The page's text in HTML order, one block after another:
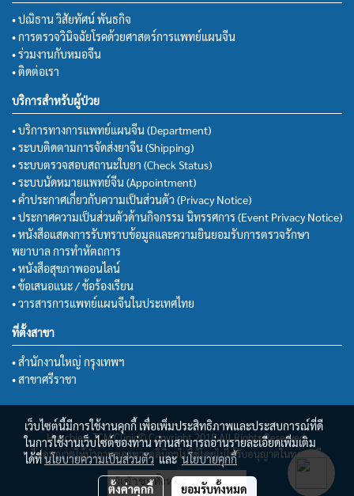
• ปณิธาน วิสัยทัศน์ พันธกิจ
• การตรวจวินิจฉัยโรคด้วยศาสตร์การแพทย์แผนจีน
• ร่วมงานกับหมอจีน
• ติดต่อเรา
บริการสำหรับผู้ป่วย
• บริการทางการแพทย์แผนจีน (Department)
• ระบบติดตามการจัดส่งยาจีน (Shipping)
• ระบบตรวจสอบสถานะใบยา (Check Status)
• ระบบนัดหมายแพทย์จีน (Appointment)
• คำประกาศเกี่ยวกับความเป็นส่วนตัว (Privacy Notice)
• ประกาศความเป็นส่วนตัวด้านกิจกรรม นิทรรศการ (Event Privacy Notice)
• หนังสือแสดงการรับทราบข้อมูลและความยินยอมรับการตรวจรักษา
พยาบาล การทำหัตถการ
• หนังสือสุขภาพออนไลน์
• ข้อเสนอแนะ / ข้อร้องเรียน
• วารสารการแพทย์แผนจีนในประเทศไทย
ที่ตั้งสาขา
• สำนักงานใหญ่ กรุงเทพฯ
• สาขาศรีราชา
Huachiew TCM Clinic© Copyright 2018 All Rights Reserved.
ไม่อนุญาตให้นำภาพของทางคลินิกฯไปใช้โดยไม่ได้รับอนุญาตในทุกกรณี
ผู้เข้าชมวันนี้ 8,594
เว็บไซต์นี้มีการใช้งานคุกกี้ เพื่อเพิ่มประสิทธิภาพและประสบการณ์ที่ดี
ในการใช้งานเว็บไซต์ของท่าน ท่านสามารถอ่านรายละเอียดเพิ่มเติม
ได้ที่นโยบายความเป็นส่วนตัวและนโยบายคุกกี้
ตั้งค่าคุกกี้ ยอมรับทั้งหมด